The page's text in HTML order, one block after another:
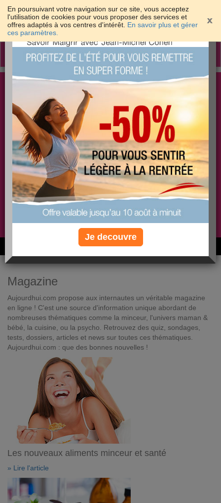
En poursuivant votre navigation sur ce site, vous acceptez
l'utilisation de cookies pour vous proposer des services et
offres adaptés à vos centres d'intérêt. En savoir plus et gérer
ces paramètres.
Toggle
Les meilleures solutions pour maigrir et être bien
dans sa peau
PLUS
EFFICACE
PLUS
SANTÉ
PLUS
COACHING
Non, je préfère le régime gratuit
6M de personnes ont maigri et réappris à manger avec nous
Magazine
Aujourdhui.com propose aux internautes un véritable magazine
en ligne ! C'est une source d'information unique abordant de
nombreuses thématiques comme la minceur, l'univers maman &
bébé, la cuisine, ou la psycho. Retrouvez des quiz, sondages,
tests, dossiers, articles et news sur toutes ces thématiques.
Aujourdhui.com : que des bonnes nouvelles !
Les nouveaux aliments minceur et santé
» Lire l'article
×
Je decouvre